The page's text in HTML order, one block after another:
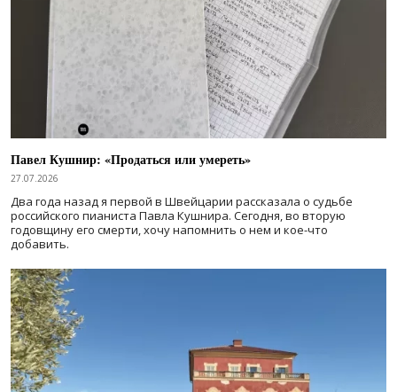
Павел Кушнир: «Продаться или умереть»
27.07.2026
Два года назад я первой в Швейцарии рассказала о судьбе
российского пианиста Павла Кушнира. Сегодня, во вторую
годовщину его смерти, хочу напомнить о нем и кое-что
добавить.